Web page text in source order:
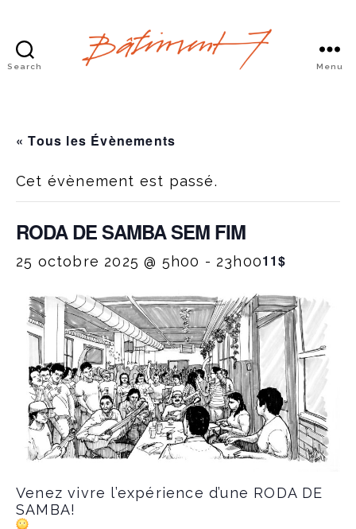
Search Menu
« Tous les Évènements
Cet évènement est passé.
RODA DE SAMBA SEM FIM
25 octobre 2025 @ 5h00 - 23h0011$
Venez vivre l’expérience d’une RODA DE
SAMBA!